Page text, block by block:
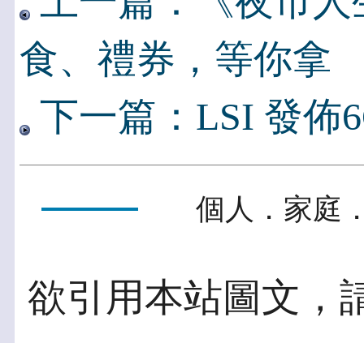
食、禮券，等你拿
下一篇：LSI 發佈
個人．家庭
欲引用本站圖文，